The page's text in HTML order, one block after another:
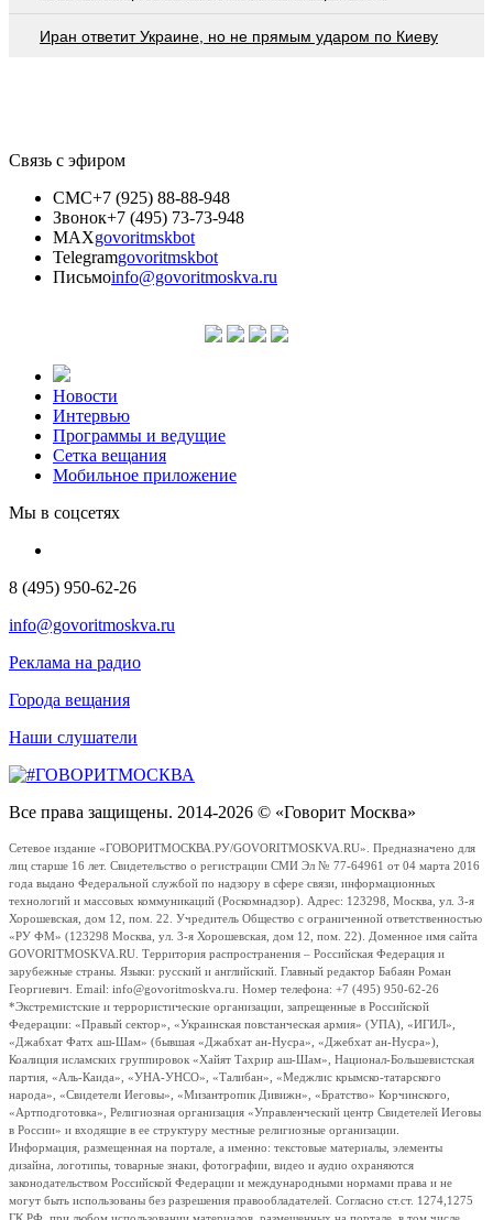
Иран ответит Украине, но не прямым ударом по Киеву
Связь с эфиром
СМС+7 (925) 88-88-948
Звонок+7 (495) 73-73-948
MAXgovoritmskbot
Telegramgovoritmskbot
Письмоinfo@govoritmoskva.ru
Новости
Интервью
Программы и ведущие
Сетка вещания
Мобильное приложение
Мы в соцсетях
8 (495) 950-62-26
info@govoritmoskva.ru
Реклама на радио
Города вещания
Наши слушатели
Все права защищены. 2014-2026 © «Говорит Москва»
Сетевое издание «ГОВОРИТМОСКВА.РУ/GOVORITMOSKVA.RU». Предназначено для
лиц старше 16 лет. Свидетельство о регистрации СМИ Эл № 77-64961 от 04 марта 2016
года выдано Федеральной службой по надзору в сфере связи, информационных
технологий и массовых коммуникаций (Роскомнадзор). Адрес: 123298, Москва, ул. 3-я
Хорошевская, дом 12, пом. 22. Учредитель Общество с ограниченной ответственностью
«РУ ФМ» (123298 Москва, ул. 3-я Хорошевская, дом 12, пом. 22). Доменное имя сайта
GOVORITMOSKVA.RU. Территория распространения – Российская Федерация и
зарубежные страны. Языки: русский и английский. Главный редактор Бабаян Роман
Георгиевич. Email: info@govoritmoskva.ru. Номер телефона: +7 (495) 950-62-26
*Экстремистские и террористические организации, запрещенные в Российской
Федерации: «Правый сектор», «Украинская повстанческая армия» (УПА), «ИГИЛ»,
«Джабхат Фатх аш-Шам» (бывшая «Джабхат ан-Нусра», «Джебхат ан-Нусра»),
Коалиция исламских группировок «Хайят Тахрир аш-Шам», Национал-Большевистская
партия, «Аль-Каида», «УНА-УНСО», «Талибан», «Меджлис крымско-татарского
народа», «Свидетели Иеговы», «Мизантропик Дивижн», «Братство» Корчинского,
«Артподготовка», Религиозная организация «Управленческий центр Свидетелей Иеговы
в России» и входящие в ее структуру местные религиозные организации.
Информация, размещенная на портале, а именно: текстовые материалы, элементы
дизайна, логотипы, товарные знаки, фотографии, видео и аудио охраняются
законодательством Российской Федерации и международными нормами права и не
могут быть использованы без разрешения правообладателей. Согласно ст.ст. 1274,1275